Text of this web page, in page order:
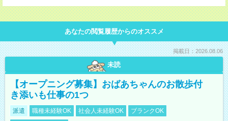
あなたの閲覧履歴からのオススメ
掲載日：2026.08.06
未読
【オープニング募集】おばあちゃんのお散歩付
き添いも仕事の1つ
派遣 職種未経験OK 社会人未経験OK
ブランクOK